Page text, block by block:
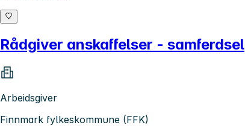
Rådgiver anskaffelser - samferdsel
Arbeidsgiver
Finnmark fylkeskommune (FFK)